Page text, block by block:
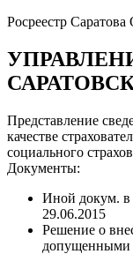
Росреестр
Представление
качестве
социального
Документы:
Иной докум. в
29.06.2015
Решение о
допущенными